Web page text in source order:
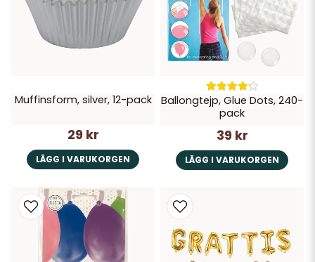
Muffinsform, silver, 12-pack
29 kr
LÄGG I VARUKORGEN
Ballongtejp, Glue Dots, 240-
pack
39 kr
LÄGG I VARUKORGEN